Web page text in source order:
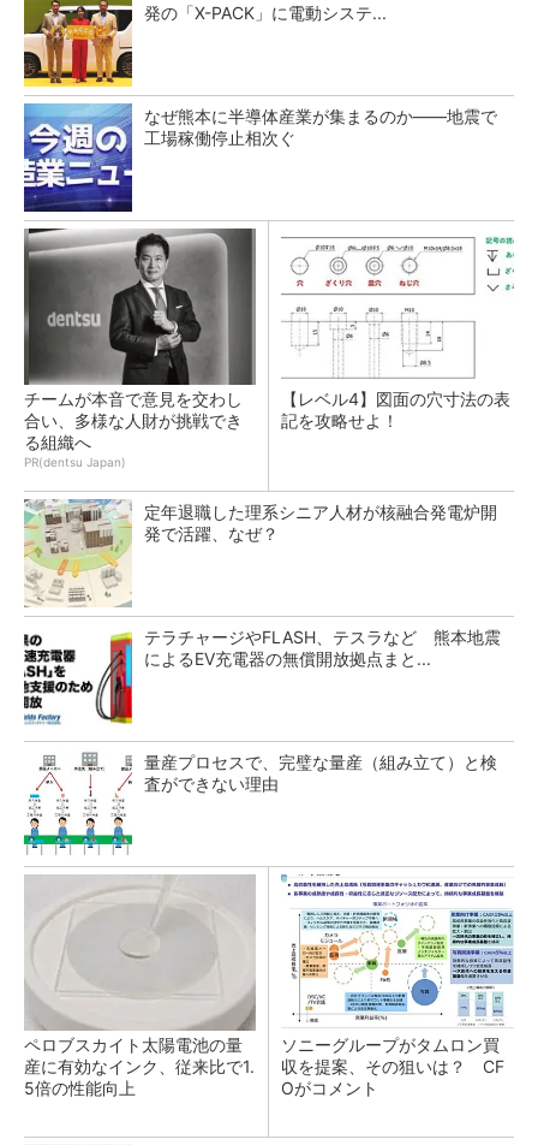
発の「X-PACK」に電動システ...
なぜ熊本に半導体産業が集まるのか――地震で
工場稼働停止相次ぐ
チームが本音で意見を交わし
合い、多様な人財が挑戦でき
る組織へ
PR(dentsu Japan)
【レベル4】図面の穴寸法の表
記を攻略せよ！
定年退職した理系シニア人材が核融合発電炉開
発で活躍、なぜ？
テラチャージやFLASH、テスラなど 熊本地震
によるEV充電器の無償開放拠点まと...
量産プロセスで、完璧な量産（組み立て）と検
査ができない理由
ペロブスカイト太陽電池の量
産に有効なインク、従来比で1.
5倍の性能向上
ソニーグループがタムロン買
収を提案、その狙いは？ CF
Oがコメント